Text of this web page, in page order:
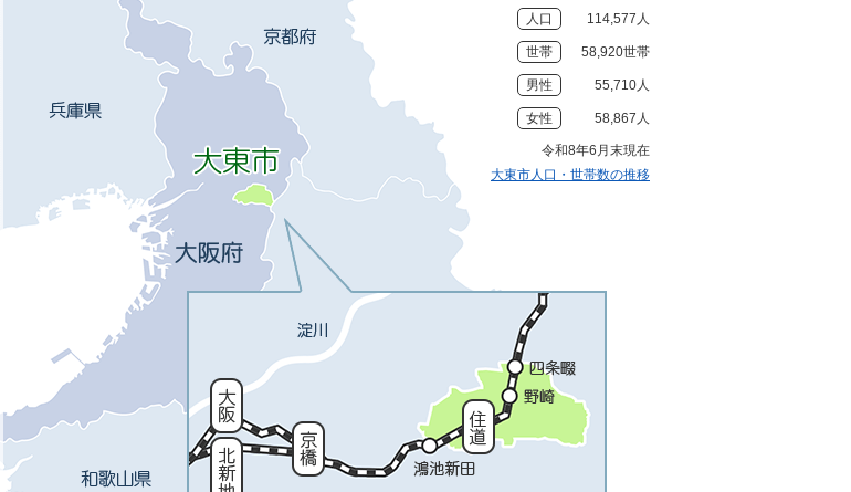
人口 114,577人
世帯 58,920世帯
男性 55,710人
女性 58,867人
令和8年6月末現在
大東市人口・世帯数の推移